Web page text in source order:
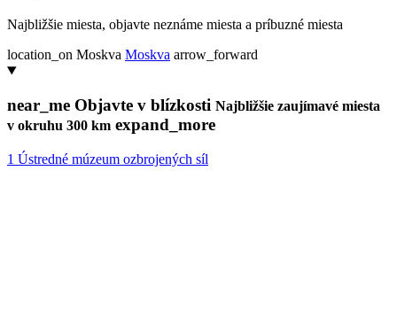
Najbližšie miesta, objavte neznáme miesta a príbuzné miesta
location_on Moskva Moskva arrow_forward
near_me Objavte v blízkosti Najbližšie zaujímavé miesta
v okruhu 300 km expand_more
1 Ústredné múzeum ozbrojených síl